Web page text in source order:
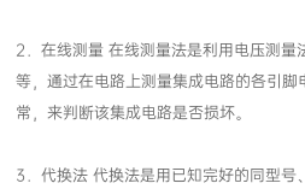
常，来判断该集成电路是否损坏。